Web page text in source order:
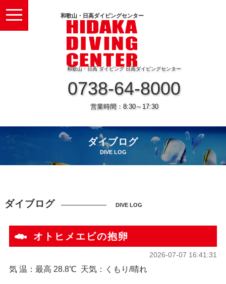
toggle
navigation
和歌山・日高ダイビングセンター
和歌山・日高 ダイビング 日高ダイビングセンター
0738-64-8000
営業時間：8:30～17:30
ダイブログ
DIVE LOG
ダイブログ DIVE LOG
オトヒメエビの抱卵
2026-07-07 16:41:31
気 温：最高 28.8℃ 天気：くもり/晴れ